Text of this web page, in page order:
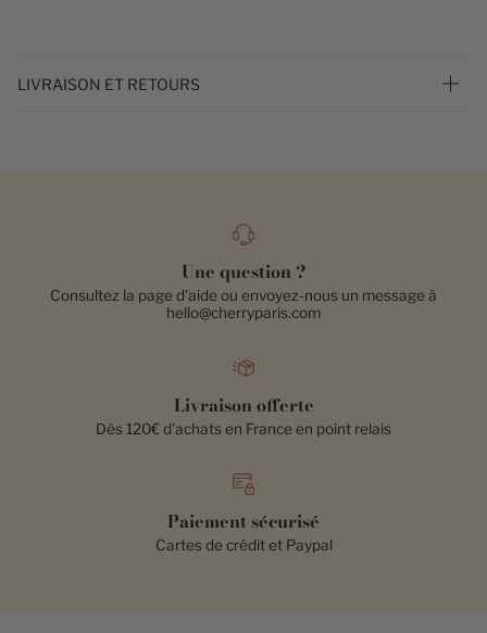
LIVRAISON ET RETOURS
Une question ?
Consultez la page d'aide ou envoyez-nous un message à
hello@cherryparis.com
Livraison offerte
Dès 120€ d'achats en France en point relais
Paiement sécurisé
Cartes de crédit et Paypal